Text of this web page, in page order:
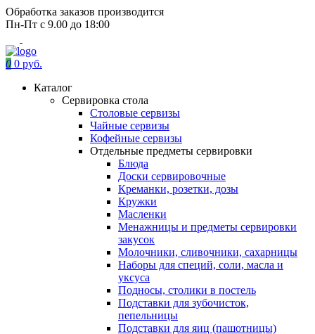
Обработка заказов производится
Пн-Пт с 9.00 до 18:00
0 0 руб.
Каталог
Сервировка стола
Столовые сервизы
Чайные сервизы
Кофейные сервизы
Отдельные предметы сервировки
Блюда
Доски сервировочные
Креманки, розетки, дозы
Кружки
Масленки
Менажницы и предметы сервировки
закусок
Молочники, сливочники, сахарницы
Наборы для специй, соли, масла и
уксуса
Подносы, столики в постель
Подставки для зубочисток,
пепельницы
Подставки для яиц (пашотницы)